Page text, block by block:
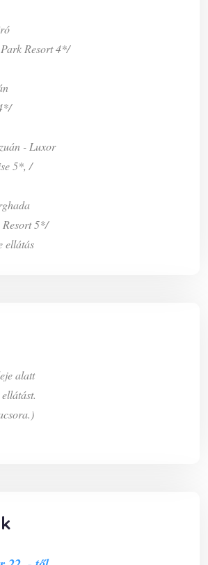
Resort 4*/
- Luxor
5*, /
5*/
alatt